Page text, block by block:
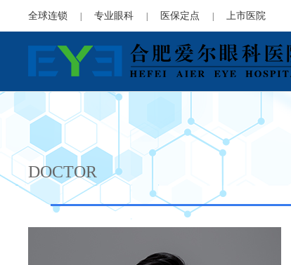
全球连锁 | 专业眼科 | 医保定点 | 上市医院
DOCTOR